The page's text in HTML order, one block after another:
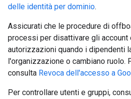
delle identità per dominio.
Assicurati che le procedure di
processi per disattivare gli account
autorizzazioni quando i dipendenti
l'organizzazione o cambiano ruolo.
consulta Revoca dell'accesso a
Per controllare utenti e gruppi,